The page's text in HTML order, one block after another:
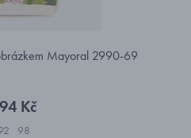
Mayoral 2990-69
Kč
98